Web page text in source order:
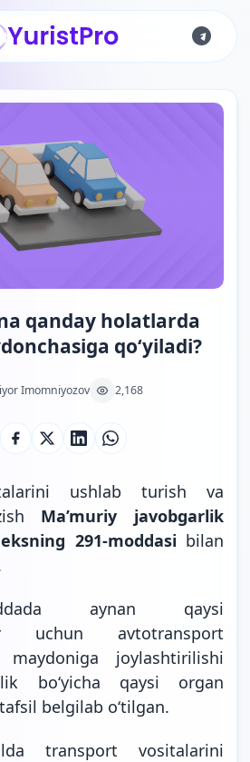
qanday holatlarda
qo‘yiladi?
Imomniyozov 2,168
ushlab turish va
Ma’muriy javobgarlik
291-moddasibilan
aynan qaysi
uchun avtotransport
joylashtirilishi
bo‘yicha qaysi organ
belgilab o‘tilgan.
transport vositalarini